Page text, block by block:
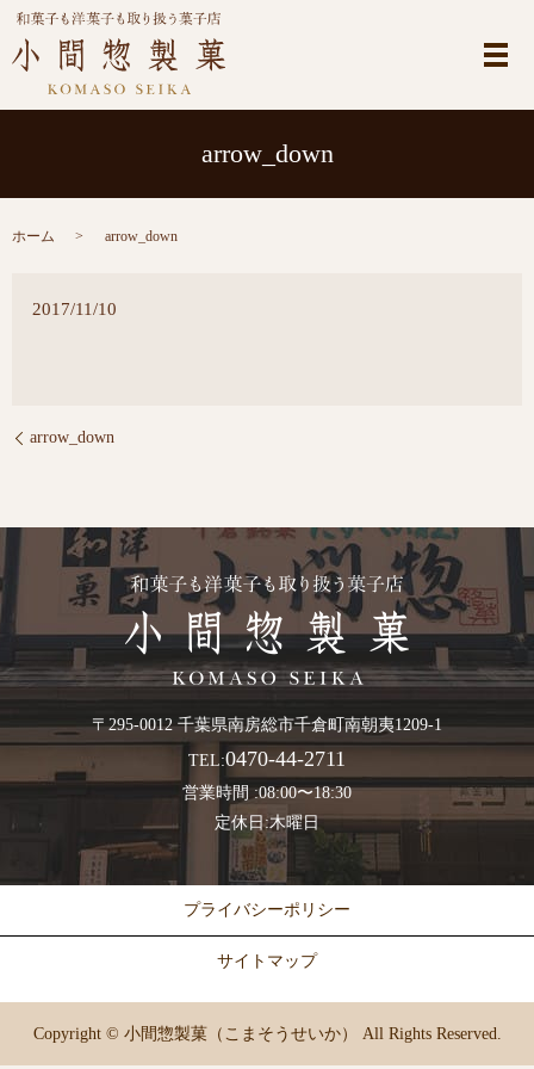
メ
arrow_down
ホーム arrow_down
2017/11/10
arrow_down
〒295-0012 千葉県南房総市千倉町南朝夷1209-1
TEL:0470-44-2711
営業時間 :08:00〜18:30
定休日:木曜日
プライバシーポリシー
サイトマップ
Copyright © 小間惣製菓（こまそうせいか） All Rights Reserved.